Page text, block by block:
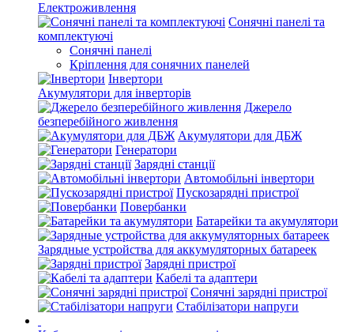
Електроживлення
Сонячні панелі та
комплектуючі
Сонячні панелі
Кріплення для сонячних панелей
Інвертори
Акумулятори для інверторів
Джерело
безперебійного живлення
Акумулятори для ДБЖ
Генератори
Зарядні станції
Автомобільні інвертори
Пускозарядні пристрої
Повербанки
Батарейки та акумулятори
Зарядные устройства для аккумуляторных батареек
Зарядні пристрої
Кабелі та адаптери
Сонячні зарядні пристрої
Стабілізатори напруги